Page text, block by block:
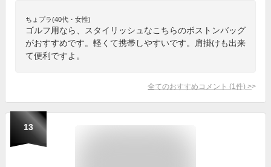
ちょプラ(40代・女性)
ゴルフ用なら、スタイリッシュなこちらのボストンバッグ
がおすすめです。軽くて携帯しやすいです。肩掛けも出来
て便利ですよ。
全てのおすすめコメント (1 件) >
13